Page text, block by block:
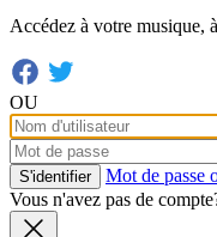
Accédez à votre musique,
OU
S'identifier
Mot de passe
Vous n'avez pas de